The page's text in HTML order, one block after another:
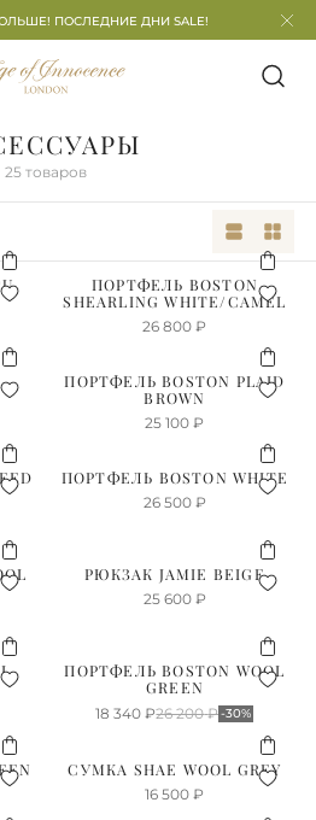
ПОСЛЕДНИЕ ДНИ SALE!
25 товаров
ПОРТФЕЛЬ BOSTON
SHEARLING WHITE/CAMEL
26 800 ₽
ПОРТФЕЛЬ BOSTON PLAID
BROWN
25 100 ₽
ПОРТФЕЛЬ BOSTON WHITE
26 500 ₽
РЮКЗАК JAMIE BEIGE
25 600 ₽
ПОРТФЕЛЬ BOSTON WOOL
GREEN
18 340 ₽26 200 ₽-30%
СУМКА SHAE WOOL GREY
16 500 ₽